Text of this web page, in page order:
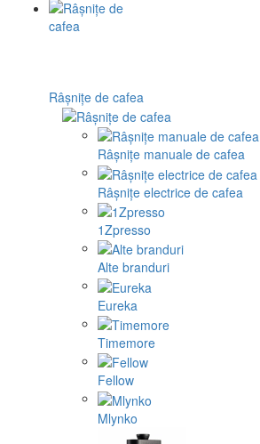
Râșnițe de cafea
Râșnițe manuale de cafea
Râșnițe electrice de cafea
1Zpresso
Alte branduri
Eureka
Timemore
Fellow
Mlynko